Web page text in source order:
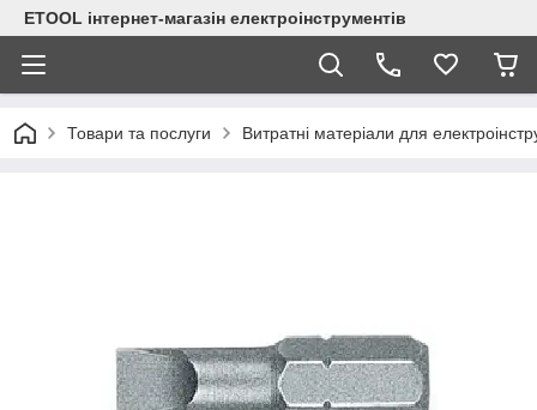
ETOOL інтернет-магазін електроінструментів
Товари та послуги Витратні матеріали для